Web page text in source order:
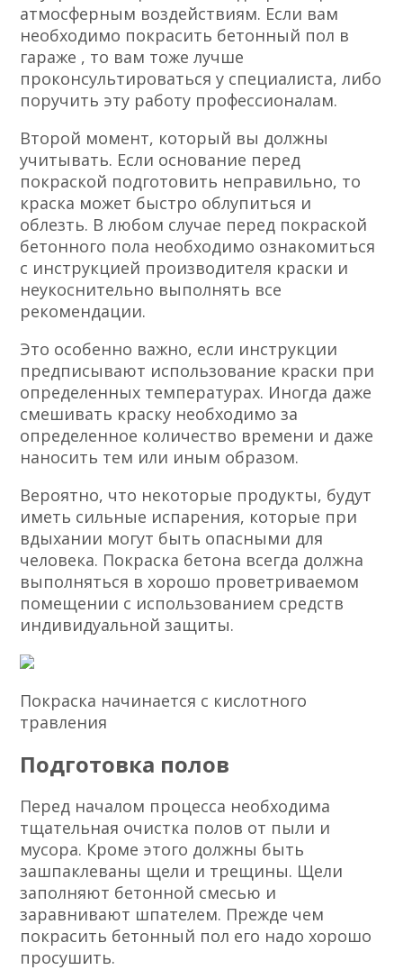
атмосферным воздействиям. Если вам
необходимо покрасить бетонный пол в
гараже , то вам тоже лучше
проконсультироваться у специалиста, либо
поручить эту работу профессионалам.
Второй момент, который вы должны
учитывать. Если основание перед
покраской подготовить неправильно, то
краска может быстро облупиться и
облезть. В любом случае перед покраской
бетонного пола необходимо ознакомиться
с инструкцией производителя краски и
неукоснительно выполнять все
рекомендации.
Это особенно важно, если инструкции
предписывают использование краски при
определенных температурах. Иногда даже
смешивать краску необходимо за
определенное количество времени и даже
наносить тем или иным образом.
Вероятно, что некоторые продукты, будут
иметь сильные испарения, которые при
вдыхании могут быть опасными для
человека. Покраска бетона всегда должна
выполняться в хорошо проветриваемом
помещении с использованием средств
индивидуальной защиты.
Покраска начинается с кислотного
травления
Подготовка полов
Перед началом процесса необходима
тщательная очистка полов от пыли и
мусора. Кроме этого должны быть
зашпаклеваны щели и трещины. Щели
заполняют бетонной смесью и
заравнивают шпателем. Прежде чем
покрасить бетонный пол его надо хорошо
просушить.